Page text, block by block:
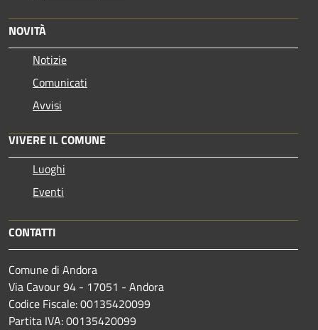
NOVITÀ
Notizie
Comunicati
Avvisi
VIVERE IL COMUNE
Luoghi
Eventi
CONTATTI
Comune di Andora
Via Cavour 94 - 17051 - Andora
Codice Fiscale: 00135420099
Partita IVA: 00135420099